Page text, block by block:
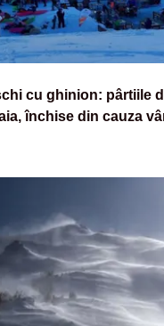
cu ghinion: pârtiile
închise din cauza